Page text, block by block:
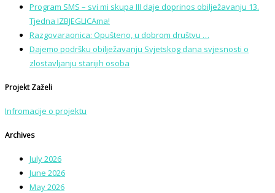
Program SMS – svi mi skupa III daje doprinos obilježavanju 13.
Tjedna IZBJEGLICAma!
Razgovaraonica: Opušteno, u dobrom društvu …
Dajemo podršku obilježavanju Svjetskog dana svjesnosti o
zlostavljanju starijih osoba
Projekt Zaželi
Infromacije o projektu
Archives
July 2026
June 2026
May 2026